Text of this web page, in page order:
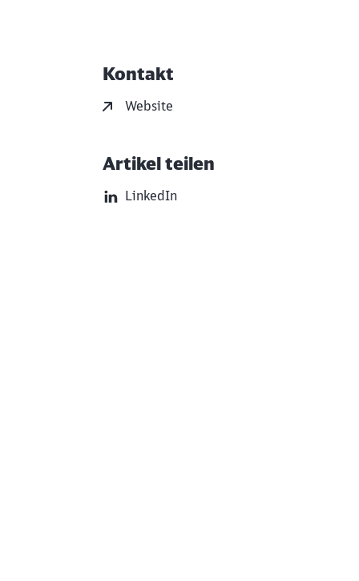
Weiterführende
Kontakt
Website
Artikel teilen
LinkedIn